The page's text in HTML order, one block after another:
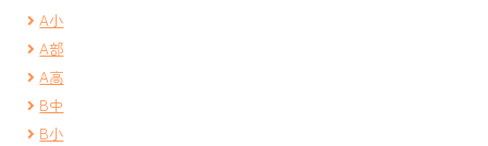
A小
A部
A高
B中
B小